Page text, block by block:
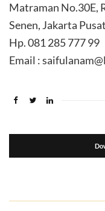
Matraman No.30E,
Senen, Jakarta
Hp. 081 285 777 99
Email :